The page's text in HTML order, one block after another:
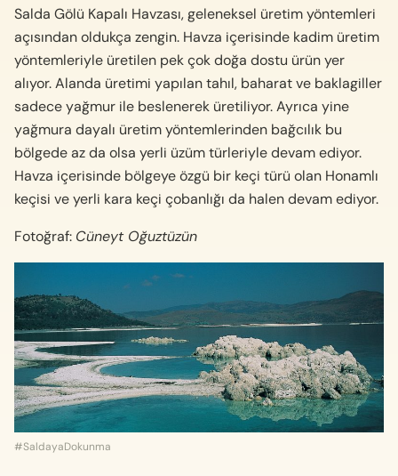
Salda Gölü Kapalı Havzası, geleneksel üretim yöntemleri
açısından oldukça zengin. Havza içerisinde kadim üretim
yöntemleriyle üretilen pek çok doğa dostu ürün yer
alıyor. Alanda üretimi yapılan tahıl, baharat ve baklagiller
sadece yağmur ile beslenerek üretiliyor. Ayrıca yine
yağmura dayalı üretim yöntemlerinden bağcılık bu
bölgede az da olsa yerli üzüm türleriyle devam ediyor.
Havza içerisinde bölgeye özgü bir keçi türü olan Honamlı
keçisi ve yerli kara keçi çobanlığı da halen devam ediyor.
Fotoğraf: Cüneyt Oğuztüzün
#SaldayaDokunma